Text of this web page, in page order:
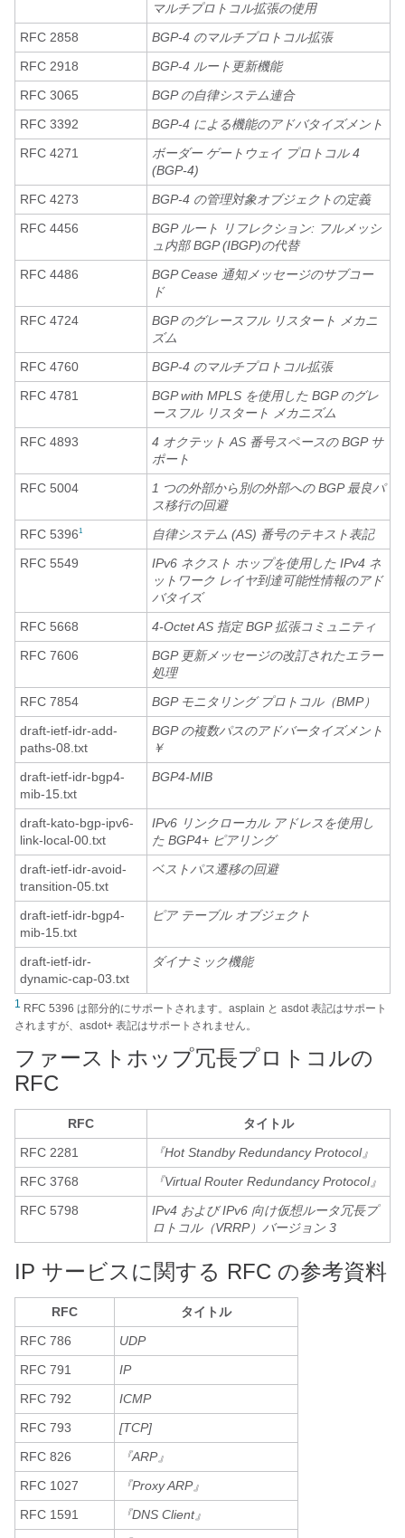
マルチプロトコル拡張の使用
RFC 2858
BGP-4 のマルチプロトコル拡張
RFC 2918
BGP-4 ルート更新機能
RFC 3065
BGP の自律システム連合
RFC 3392
BGP-4 による機能のアドバタイズメント
RFC 4271
ボーダー ゲートウェイ プロトコル 4
(BGP-4)
RFC 4273
BGP-4 の管理対象オブジェクトの定義
RFC 4456
BGP ルート リフレクション: フルメッシ
ュ内部 BGP (IBGP)の代替
RFC 4486
BGP Cease 通知メッセージのサブコー
ド
RFC 4724
BGP のグレースフル リスタート メカニ
ズム
RFC 4760
BGP-4 のマルチプロトコル拡張
RFC 4781
BGP with MPLS を使用した BGP のグレ
ースフル リスタート メカニズム
RFC 4893
4 オクテット AS 番号スペースの BGP サ
ポート
RFC 5004
1 つの外部から別の外部への BGP 最良パ
ス移行の回避
RFC 53961
自律システム (AS) 番号のテキスト表記
RFC 5549
IPv6 ネクスト ホップを使用した IPv4 ネ
ットワーク レイヤ到達可能性情報のアド
バタイズ
RFC 5668
4-Octet AS 指定 BGP 拡張コミュニティ
RFC 7606
BGP 更新メッセージの改訂されたエラー
処理
RFC 7854
BGP モニタリング プロトコル（BMP）
draft-ietf-idr-add-
paths-08.txt
BGP の複数パスのアドバータイズメント
￥
draft-ietf-idr-bgp4-
mib-15.txt
BGP4-MIB
draft-kato-bgp-ipv6-
link-local-00.txt
IPv6 リンクローカル アドレスを使用し
た BGP4+ ピアリング
draft-ietf-idr-avoid-
transition-05.txt
ベストパス遷移の回避
draft-ietf-idr-bgp4-
mib-15.txt
ピア テーブル オブジェクト
draft-ietf-idr-
dynamic-cap-03.txt
ダイナミック機能
1 RFC 5396 は部分的にサポートされます。asplain と asdot 表記はサポート
されますが、asdot+ 表記はサポートされません。
ファーストホップ冗長プロトコルの
RFC
RFC
タイトル
RFC 2281
『Hot Standby Redundancy Protocol』
RFC 3768
『Virtual Router Redundancy Protocol』
RFC 5798
IPv4 および IPv6 向け仮想ルータ冗長プ
ロトコル（VRRP）バージョン 3
IP サービスに関する RFC の参考資料
RFC
タイトル
RFC 786
UDP
RFC 791
IP
RFC 792
ICMP
RFC 793
[TCP]
RFC 826
『ARP』
RFC 1027
『Proxy ARP』
RFC 1591
『DNS Client』